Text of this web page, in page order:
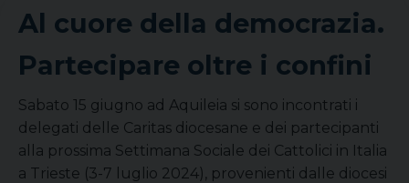
Al cuore della democrazia.
Partecipare oltre i confini
Sabato 15 giugno ad Aquileia si sono incontrati i
delegati delle Caritas diocesane e dei partecipanti
alla prossima Settimana Sociale dei Cattolici in Italia
a Trieste (3-7 luglio 2024), provenienti dalle diocesi